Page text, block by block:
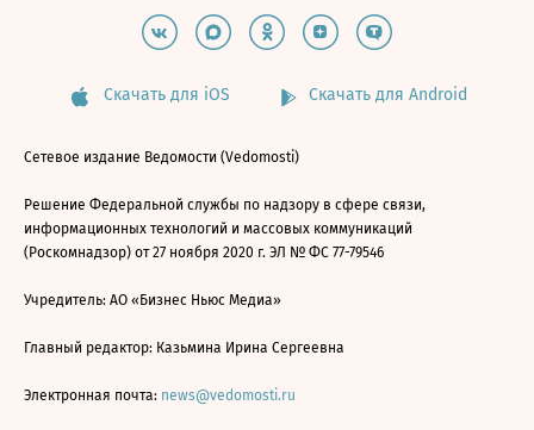
Скачать для iOS Скачать для Android
Сетевое издание Ведомости (Vedomosti)
Решение Федеральной службы по надзору в сфере связи,
информационных технологий и массовых коммуникаций
(Роскомнадзор) от 27 ноября 2020 г. ЭЛ № ФС 77-79546
Учредитель: АО «Бизнес Ньюс Медиа»
Главный редактор: Казьмина Ирина Сергеевна
Электронная почта: news@vedomosti.ru